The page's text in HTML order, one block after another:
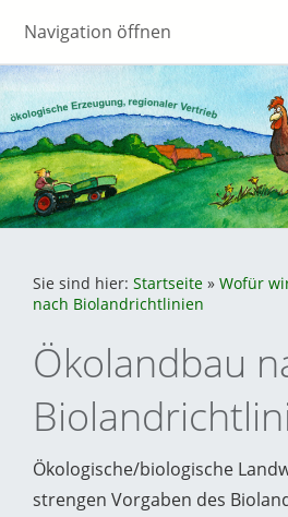
Navigation öffnen
Sie sind hier: Startseite » Wofür
nach Biolandrichtlinien
Ökolandbau
Ökologische/biologische
strengen Vorgaben des